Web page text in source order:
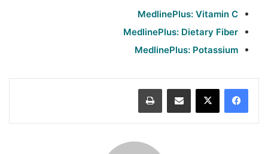
MedlinePlus: Vitamin C
MedlinePlus: Dietary Fiber
MedlinePlus: Potassium
مشاركة عبر البريد طباعة